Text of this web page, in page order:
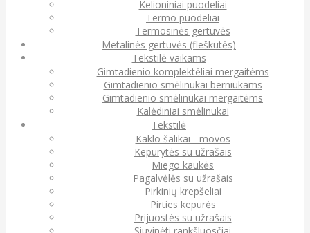
Kelioniniai puodeliai
Termo puodeliai
Termosinės gertuvės
Metalinės gertuvės (fleškutės)
Tekstilė vaikams
Gimtadienio komplektėliai mergaitėms
Gimtadienio smėlinukai berniukams
Gimtadienio smėlinukai mergaitėms
Kalėdiniai smėlinukai
Tekstilė
Kaklo šalikai - movos
Kepurytės su užrašais
Miego kaukės
Pagalvėlės su užrašais
Pirkinių krepšeliai
Pirties kepurės
Prijuostės su užrašais
Siuvinėti rankšluosčiai